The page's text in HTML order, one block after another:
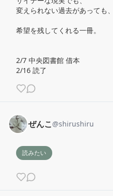
変えられない過去があっても
希望を残してくれる一冊。
2/7 中央図書館 借本
2/16 読了
ぜんこ@shirushiru
読みたい